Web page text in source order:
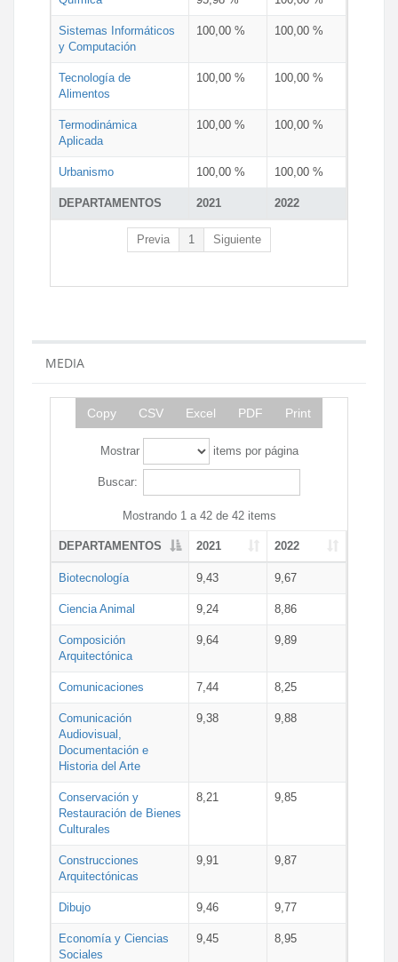
DEPARTAMENTOS 2021 2022
Sistemas Informáticos
y Computación
100,00 % 100,00 %
Tecnología de
Alimentos
100,00 % 100,00 %
Termodinámica
Aplicada
100,00 % 100,00 %
Urbanismo 100,00 % 100,00 %
Previa 1 Siguiente
MEDIA
Copy CSV Excel PDF Print
Mostrar items por página
Buscar:
Mostrando 1 a 42 de 42 items
DEPARTAMENTOS 2021 2022
Biotecnología 9,43 9,67
Ciencia Animal 9,24 8,86
Composición
Arquitectónica
9,64 9,89
Comunicaciones 7,44 8,25
Comunicación
Audiovisual,
Documentación e
Historia del Arte
9,38 9,88
Conservación y
Restauración de Bienes
Culturales
8,21 9,85
Construcciones
Arquitectónicas
9,91 9,87
Dibujo 9,46 9,77
Economía y Ciencias
Sociales
9,45 8,95